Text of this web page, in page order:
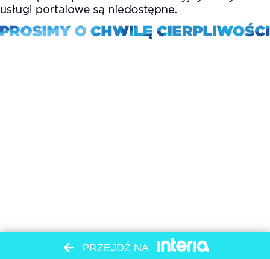
PRZEJDŹ NA